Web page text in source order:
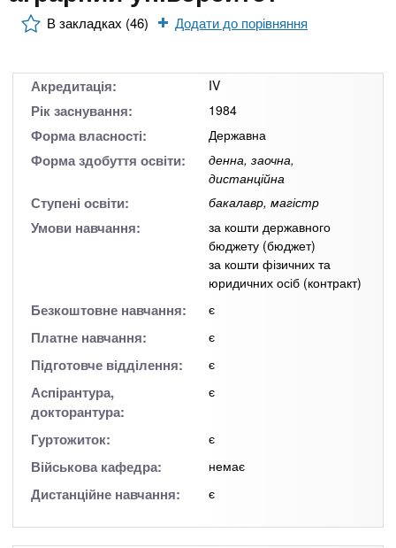
n
t
s
o
За кордоном
В закладках (46) Додати до порівняння
Акредитація: IV
Рік заснування: 1984
Форма власності: Державна
Форма здобуття освіти:
денна, заочна,
дистанційна
Ступені освіти: бакалавр, магістр
Умови навчання:
за кошти державного
бюджету (бюджет)
за кошти фізичних та
юридичних осіб (контракт)
Безкоштовне навчання: є
Платне навчання: є
Підготовче відділення: є
Аспірантура,
докторантура:
є
Гуртожиток: є
Військова кафедра: немає
Дистанційне навчання: є